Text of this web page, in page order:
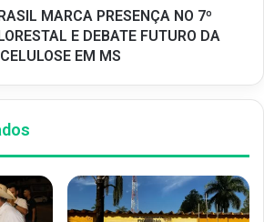
MARCA PRESENÇA NO 7º
E DEBATE FUTURO DA
CELULOSE EM MS